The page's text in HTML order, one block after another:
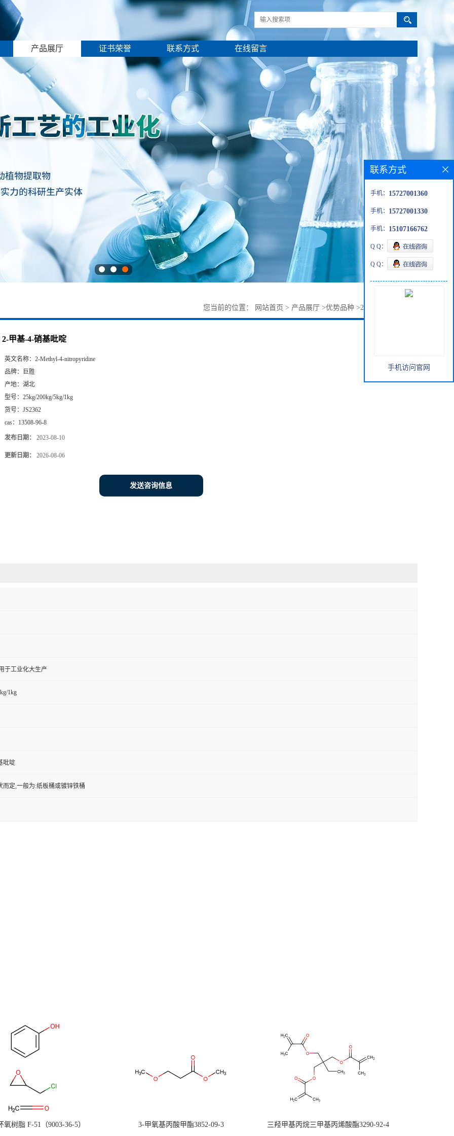
产品展厅 证书荣誉 联系方式 在线留言
您当前的位置： 网站首页 > 产品展厅 >优势品种 >2-甲基-4-硝基吡啶
2-甲基-4-硝基吡啶
英文名称： 2-Methyl-4-nitropyridine
品牌：
巨胜
产地： 湖北
型号： 25kg/200kg/5kg/1kg
货号： JS2362
cas： 13508-96-8
发布日期： 2023-08-10
更新日期： 2026-08-06
发送咨询信息
于工业化大生产
1kg
吡啶
而定,一般为:纸板桶或镀锌铁桶
氧树脂 F-51（9003-36-5） 3-甲氧基丙酸甲酯3852-09-3 三羟甲基丙烷三甲基丙烯酸酯3290-92-4
联系方式
手机： 15727001360
手机： 15727001330
手机： 15107166762
Q Q：
Q Q：
手机访问官网